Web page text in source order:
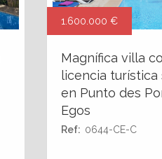
1.600.000 €
Magnífica villa
licencia turística
en Punto des
Egos
Ref: 0644-CE-C